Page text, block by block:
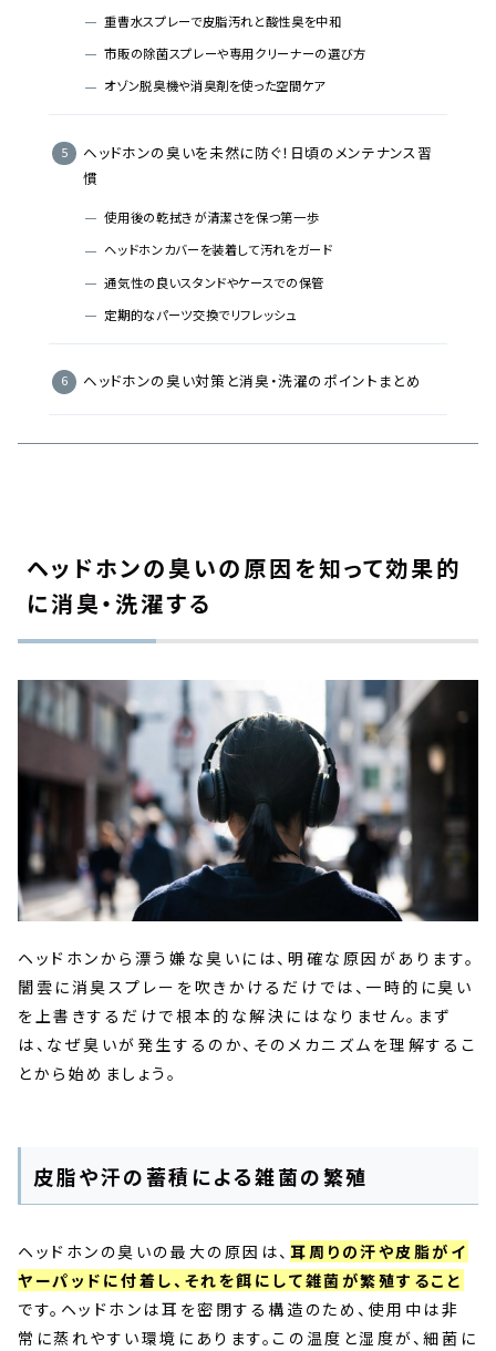
重曹水スプレーで皮脂汚れと酸性臭を中和
市販の除菌スプレーや専用クリーナーの選び方
オゾン脱臭機や消臭剤を使った空間ケア
ヘッドホンの臭いを未然に防ぐ！日頃のメンテナンス習
慣
使用後の乾拭きが清潔さを保つ第一歩
ヘッドホンカバーを装着して汚れをガード
通気性の良いスタンドやケースでの保管
定期的なパーツ交換でリフレッシュ
ヘッドホンの臭い対策と消臭・洗濯のポイントまとめ
ヘッドホンの臭いの原因を知って効果的
に消臭・洗濯する
ヘッドホンから漂う嫌な臭いには、明確な原因があります。
闇雲に消臭スプレーを吹きかけるだけでは、一時的に臭い
を上書きするだけで根本的な解決にはなりません。まず
は、なぜ臭いが発生するのか、そのメカニズムを理解するこ
とから始めましょう。
皮脂や汗の蓄積による雑菌の繁殖
ヘッドホンの臭いの最大の原因は、 耳周りの汗や皮脂がイ
ヤーパッドに付着し、それを餌にして雑菌が繁殖すること
です。ヘッドホンは耳を密閉する構造のため、使用中は非
常に蒸れやすい環境にあります。この温度と湿度が、細菌に